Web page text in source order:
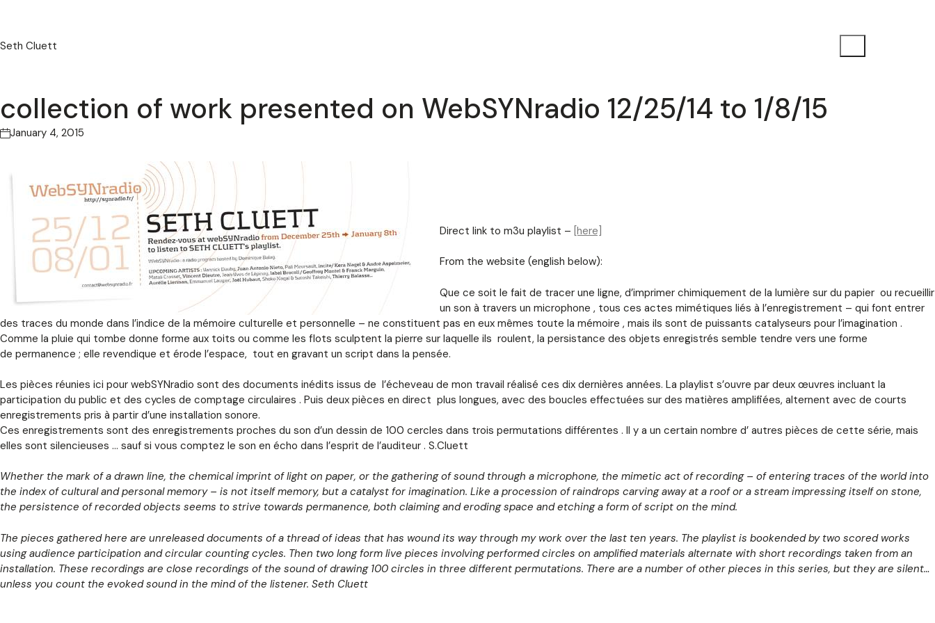
Seth Cluett
collection of work presented on WebSYNradio 12/25/14 to 1/8/15
January 4, 2015
Direct link to m3u playlist – [here]
From the website (english below):
Que ce soit le fait de tracer une ligne, d’imprimer chimiquement de la lumière sur du papier ou recueillir
un son à travers un microphone , tous ces actes mimétiques liés à l’enregistrement – qui font entrer
des traces du monde dans l’indice de la mémoire culturelle et personnelle – ne constituent pas en eux mêmes toute la mémoire , mais ils sont de puissants catalyseurs pour l’imagination .
Comme la pluie qui tombe donne forme aux toits ou comme les flots sculptent la pierre sur laquelle ils roulent, la persistance des objets enregistrés semble tendre vers une forme
de permanence ; elle revendique et érode l’espace, tout en gravant un script dans la pensée.
Les pièces réunies ici pour webSYNradio sont des documents inédits issus de l’écheveau de mon travail réalisé ces dix dernières années. La playlist s’ouvre par deux œuvres incluant la
participation du public et des cycles de comptage circulaires . Puis deux pièces en direct plus longues, avec des boucles effectuées sur des matières amplifiées, alternent avec de courts
enregistrements pris à partir d’une installation sonore.
Ces enregistrements sont des enregistrements proches du son d’un dessin de 100 cercles dans trois permutations différentes . Il y a un certain nombre d’ autres pièces de cette série, mais
elles sont silencieuses … sauf si vous comptez le son en écho dans l’esprit de l’auditeur . S.Cluett
Whether the mark of a drawn line, the chemical imprint of light on paper, or the gathering of sound through a microphone, the mimetic act of recording – of entering traces of the world into
the index of cultural and personal memory – is not itself memory, but a catalyst for imagination. Like a procession of raindrops carving away at a roof or a stream impressing itself on stone,
the persistence of recorded objects seems to strive towards permanence, both claiming and eroding space and etching a form of script on the mind.
The pieces gathered here are unreleased documents of a thread of ideas that has wound its way through my work over the last ten years. The playlist is bookended by two scored works
using audience participation and circular counting cycles. Then two long form live pieces involving performed circles on amplified materials alternate with short recordings taken from an
installation. These recordings are close recordings of the sound of drawing 100 circles in three different permutations. There are a number of other pieces in this series, but they are silent…
unless you count the evoked sound in the mind of the listener. Seth Cluett